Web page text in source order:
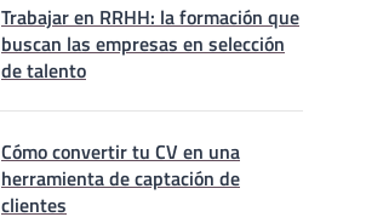
Trabajar en RRHH: la formación que
buscan las empresas en selección
de talento
Cómo convertir tu CV en una
herramienta de captación de
clientes